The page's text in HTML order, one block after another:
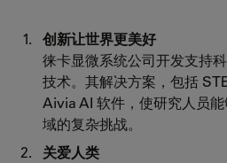
创新让世界更美好
徕卡显微系统公司开发支持
技术。其解决方案，包括
Aivia AI 软件，使研究人员
域的复杂挑战。
关爱人类